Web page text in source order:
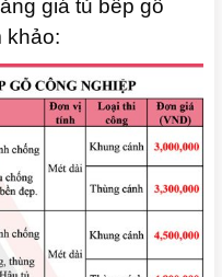
giá tủ bếp gỗ
khảo: